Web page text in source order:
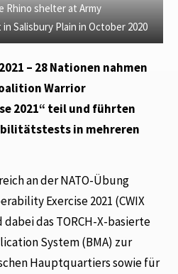
Rhino shelter at Army
Salisbury Plain in October 2020
– 28 Nationen nahmen
Warrior
2021“ teil und führten
in mehreren
an der NATO-Übung
Exercise 2021 (CWIX
das TORCH-X-basierte
System (BMA) zur
Hauptquartiers sowie für